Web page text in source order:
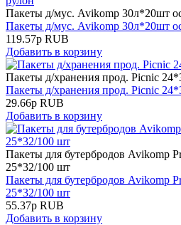
Пакеты д/мус. Avikomp 30л*20шт
Пакеты д/мус. Avikomp 30л*20шт
119.57р RUB
Добавить в корзину
Пакеты д/хранения прод. Picnic
Пакеты д/хранения прод. Picnic
29.66р RUB
Добавить в корзину
Пакеты для бутербродов Avikomp
25*32/100 шт
Пакеты для бутербродов Avikomp
25*32/100 шт
55.37р RUB
Добавить в корзину